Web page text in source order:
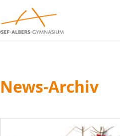
News-Archiv